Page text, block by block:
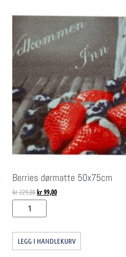
Berries dørmatte 50x75cm
kr229,00 kr99,00
LEGG I HANDLEKURV